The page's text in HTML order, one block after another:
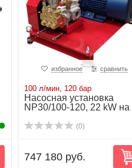
избранное сравнить
100 л/мин, 120 бар
Насосная установка
NP30/100-120, 22 kW на
(0)
747 180 руб.